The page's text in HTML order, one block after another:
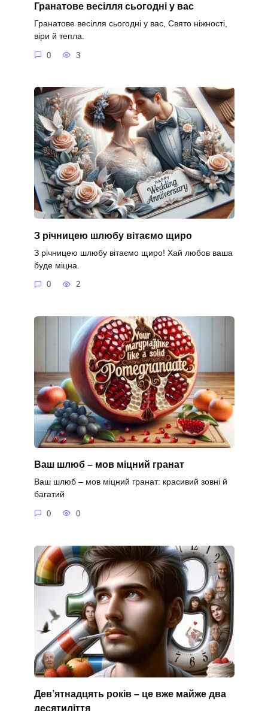
Гранатове весілля сьогодні у вас
Гранатове весілля сьогодні у вас, Свято ніжності,
віри й тепла.
0 3
З річницею шлюбу вітаємо щиро
З річницею шлюбу вітаємо щиро! Хай любов ваша
буде міцна.
0 2
Ваш шлюб – мов міцний гранат
Ваш шлюб – мов міцний гранат: красивий зовні й
багатий
0 0
Дев’ятнадцять років – це вже майже два
десятиліття